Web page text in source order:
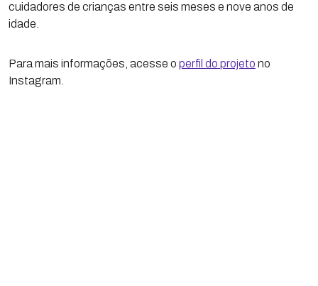
cuidadores de crianças entre seis meses e nove anos de
idade.
Para mais informações, acesse o perfil do projeto no
Instagram.